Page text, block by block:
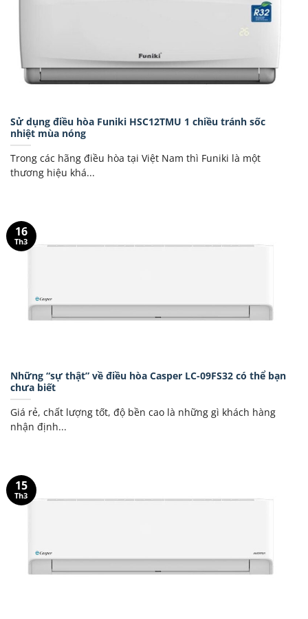
Sử dụng điều hòa Funiki HSC12TMU 1 chiều tránh sốc
nhiệt mùa nóng
Trong các hãng điều hòa tại Việt Nam thì Funiki là một
thương hiệu khá...
Những “sự thật” về điều hòa Casper LC-09FS32 có thể bạn
chưa biết
Giá rẻ, chất lượng tốt, độ bền cao là những gì khách hàng
nhận định...
16
Th3
15
Th3